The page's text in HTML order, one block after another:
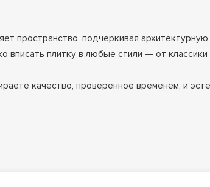
пространство, подчёркивая
вписать плитку в любые стили — от
качество, проверенное временем, и